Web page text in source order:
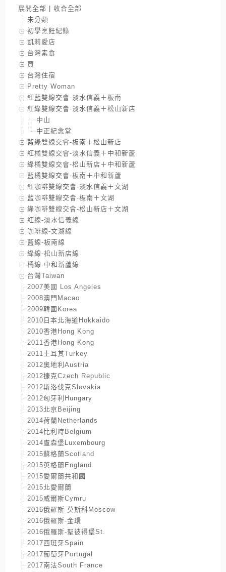
展開全部
收合全部
未分類
初學烹飪紀錄
凱莉愛店
台灣素食
買
台灣住宿
Pretty Woman
紅藍雙線交會-淡水信義＋板南
紅綠雙線交會-淡水信義＋松山新店
中山
中正紀念堂
藍綠雙線交會-板南＋松山新店
紅橘雙線交會-淡水信義＋中和新蘆
綠橘雙線交會-松山新店＋中和新蘆
藍橘雙線交會-板南＋中和新蘆
紅咖啡雙線交會-淡水信義＋文湖
藍咖啡雙線交會-板南＋文湖
綠咖啡雙線交會-松山新店＋文湖
紅線-淡水信義線
咖啡線-文湖線
藍線-板南線
綠線-松山新店線
橘線-中和新蘆線
台灣Taiwan
2007美國 Los Angeles
2008澳門Macao
2009韓國Korea
2010日本北海道Hokkaido
2010香港Hong Kong
2011香港Hong Kong
2011土耳其Turkey
2012奧地利Austria
2012捷克Czech Republic
2012斯洛伐克Slovakia
2012匈牙利Hungary
2013北京Beijing
2014荷蘭Netherlands
2014比利時Belgium
2014盧森堡Luxembourg
2015蘇格蘭Scotland
2015英格蘭England
2015愛爾蘭共和國
2015北愛爾蘭
2015威爾斯Cymru
2016俄羅斯-莫斯科Moscow
2016俄羅斯-金環
2016俄羅斯-聖彼得堡St.
2017西班牙Spain
2017葡萄牙Portugal
2017南法South France